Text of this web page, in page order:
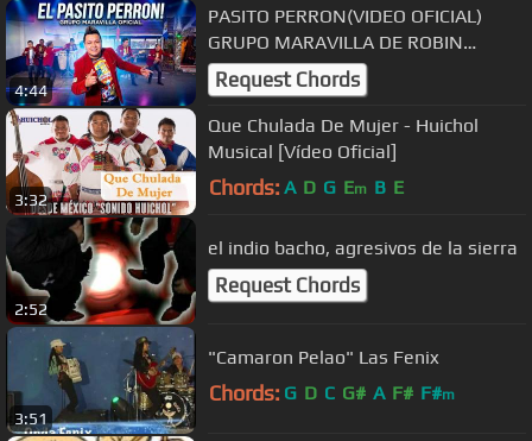
4:44
PASITO PERRON(VIDEO OFICIAL)
GRUPO MARAVILLA DE ROBIN
REVILLA
Request Chords
3:32
Que Chulada De Mujer - Huichol
Musical [Vídeo Oficial]
Chords: A D G Em B E
2:52
el indio bacho, agresivos de la sierra
Request Chords
3:51
"Camaron Pelao" Las Fenix
Chords: G D C G# A F# F#m